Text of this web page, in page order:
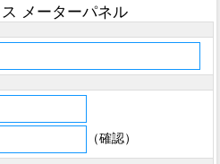
メーターパネル
（確認）